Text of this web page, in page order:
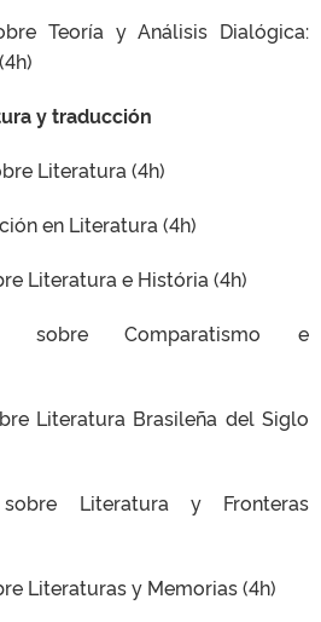
Teoría y Análisis Dialógica:
y traducción
Literatura (4h)
en Literatura (4h)
Literatura e História (4h)
sobre Comparatismo e
Literatura Brasileña del Siglo
Literatura y Fronteras
Literaturas y Memorias (4h)